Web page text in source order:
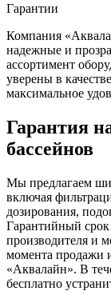
Гарантии
Компания
надежные и
ассортимент
уверены в
максимальное
Гарантия
бассейнов
Мы предлагаем
включая
дозирования,
Гарантийный срок
производителя и
момента продажи
«Аквалайн». В
бесплатно